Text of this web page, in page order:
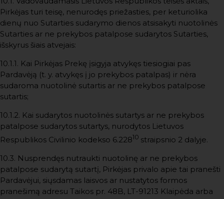
Pirkėjas turi teisę, nenurodęs priežasties, per keturiolika
dienų nuo Sutarties sudarymo dienos atsisakyti nuotolinės
Sutarties ar ne prekybos patalpose sudarytos Sutarties,
išskyrus šiais atvejais:
10.1.1. Kai Pirkėjas Prekę įsigyja atvykęs tiesiogiai pas
Pardavėją (t. y. atvykęs į jo prekybos patalpas) ir nėra
sudaroma nuotolinė sutartis ar ne prekybos patalpose
sutartis;
10.1.2. Kai sudarytos nuotolinės sutartys ar ne prekybos
patalpose sudarytos sutartys, nurodytos Lietuvos
Respublikos Civilinio kodekso 6.22810 straipsnio 2 dalyje.
10.3. Nusprendęs nutraukti nuotolinę ar ne prekybos
patalpose sudarytą sutartį, Pirkėjas privalo apie tai pranešti
Pardavėjui, siųsdamas laisvos ar nustatytos formos
pranešimą adresu Taikos pr. 48B, LT-91213 Klaipėda arba